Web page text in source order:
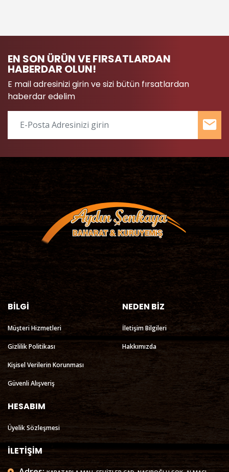
EN SON ÜRÜN VE FIRSATLARDAN
HABERDAR OLUN!
E mail adresinizi girin ve sizi bütün fırsatlardan
haberdar edelim
BİLGİ
Müşteri Hizmetleri
Gizlilik Politikası
Kişisel Verilerin Korunması
Güvenli Alışveriş
NEDEN BİZ
İletişim Bilgileri
Hakkımızda
HESABIM
Üyelik Sözleşmesi
İLETİŞİM